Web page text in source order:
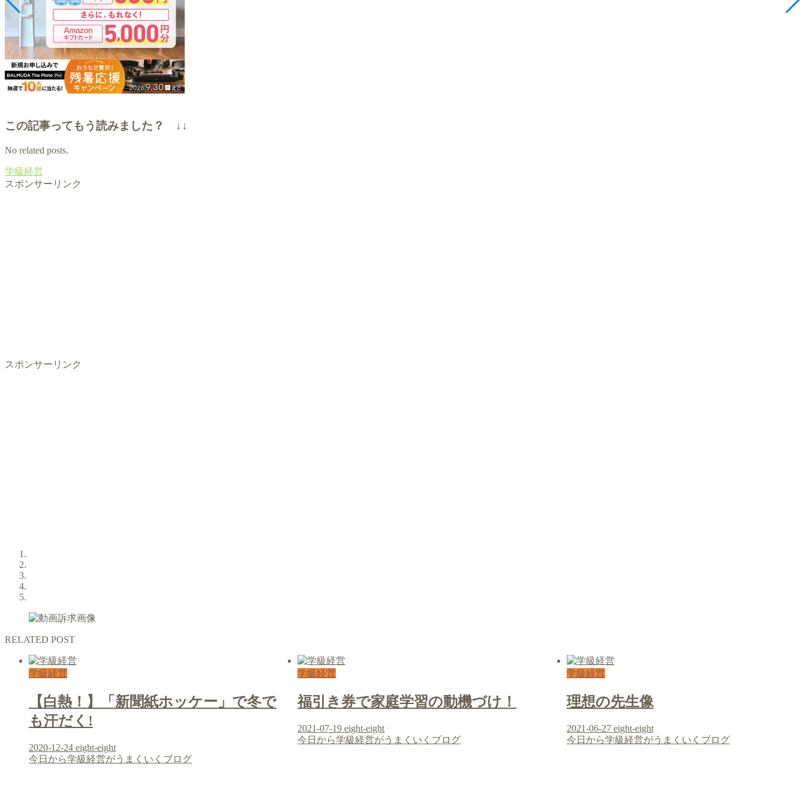
この記事ってもう読みました？ ↓↓
No related posts.
学級経営
スポンサーリンク
スポンサーリンク
RELATED POST
学級経営
【白熱！】「新聞紙ホッケー」で冬で
も汗だく!
2020-12-24 eight-eight
今日から学級経営がうまくいくブログ
学級経営
福引き券で家庭学習の動機づけ！
2021-07-19 eight-eight
今日から学級経営がうまくいくブログ
学級経営
理想の先生像
2021-06-27 eight-eight
今日から学級経営がうまくいくブログ